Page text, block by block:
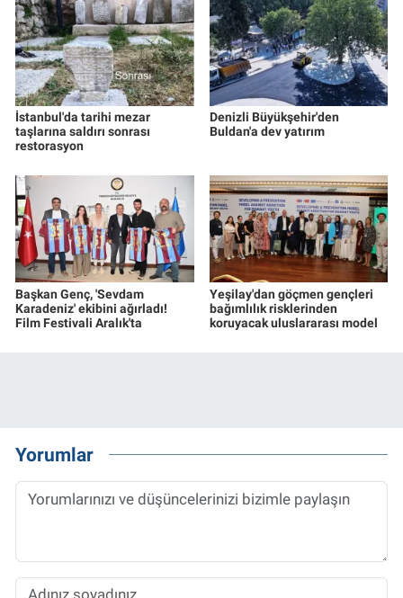
İstanbul'da tarihi mezar
taşlarına saldırı sonrası
restorasyon
Denizli Büyükşehir'den
Buldan'a dev yatırım
Başkan Genç, 'Sevdam
Karadeniz' ekibini ağırladı!
Film Festivali Aralık'ta
Yeşilay'dan göçmen gençleri
bağımlılık risklerinden
koruyacak uluslararası model
Yorumlar